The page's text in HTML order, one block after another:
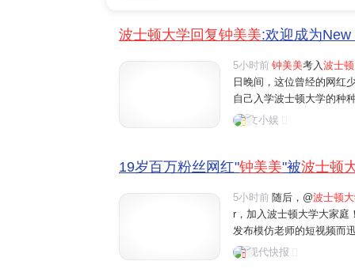
波士顿大学回复钟美美:欢迎成为
5小时前 钟美美考入波士
日晚间，这位曾经的网红
自己入学波士顿大学的种
话："我上的波士顿大学是
文小娱
19岁百万粉丝网红"钟美美"被波士顿
5小时前 随后，@波士顿
r，加入波士顿大学大家庭
发布模仿老师的短视频而
绝多家公司的高额签约。
现代快报